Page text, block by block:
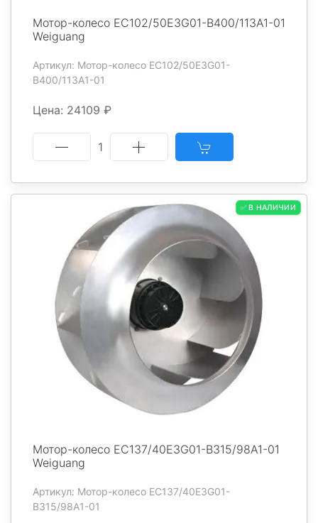
Мотор-колесо EC102/50E3G01-B400/113A1-01
Weiguang
Артикул: Мотор-колесо EC102/50E3G01-
B400/113A1-01
Цена: 24109 ₽
1
✅ В НАЛИЧИИ
Мотор-колесо EC137/40E3G01-B315/98A1-01
Weiguang
Артикул: Мотор-колесо EC137/40E3G01-
B315/98A1-01